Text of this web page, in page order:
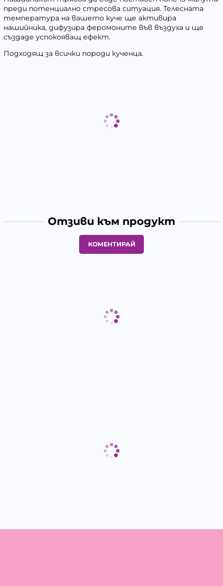
преди потенциално стресова ситуация. Телесната
температура на вашето куче ще активира
нашийника, дифузира феромоните във въздуха и ще
създаде успокояващ ефект.
Подходящ за всички породи кученца.
Отзиви към продукт
КОМЕНТИРАЙ